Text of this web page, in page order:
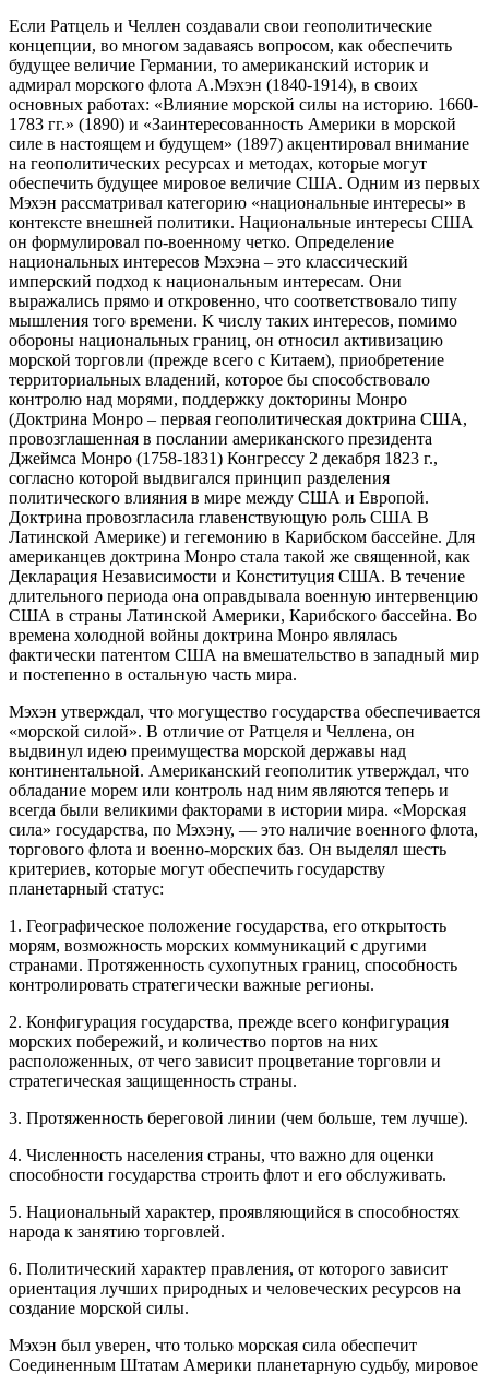
Если Ратцель и Челлен создавали свои геополитические
концепции, во многом задаваясь вопросом, как обеспечить
будущее величие Германии, то американский историк и
адмирал морского флота А.Мэхэн (1840-1914), в своих
основных работах: «Влияние морской силы на историю. 1660-
1783 гг.» (1890) и «Заинтересованность Америки в морской
силе в настоящем и будущем» (1897) акцентировал внимание
на геополитических ресурсах и методах, которые могут
обеспечить будущее мировое величие США. Одним из первых
Мэхэн рассматривал категорию «национальные интересы» в
контексте внешней политики. Национальные интересы США
он формулировал по-военному четко. Определение
национальных интересов Мэхэна – это классический
имперский подход к национальным интересам. Они
выражались прямо и откровенно, что соответствовало типу
мышления того времени. К числу таких интересов, помимо
обороны национальных границ, он относил активизацию
морской торговли (прежде всего с Китаем), приобретение
территориальных владений, которое бы способствовало
контролю над морями, поддержку докторины Монро
(Доктрина Монро – первая геополитическая доктрина США,
провозглашенная в послании американского президента
Джеймса Монро (1758-1831) Конгрессу 2 декабря 1823 г.,
согласно которой выдвигался принцип разделения
политического влияния в мире между США и Европой.
Доктрина провозгласила главенствующую роль США В
Латинской Америке) и гегемонию в Карибском бассейне. Для
американцев доктрина Монро стала такой же священной, как
Декларация Независимости и Конституция США. В течение
длительного периода она оправдывала военную интервенцию
США в страны Латинской Америки, Карибского бассейна. Во
времена холодной войны доктрина Монро являлась
фактически патентом США на вмешательство в западный мир
и постепенно в остальную часть мира.
Мэхэн утверждал, что могущество государства обеспечивается
«морской силой». В отличие от Ратцеля и Челлена, он
выдвинул идею преимущества морской державы над
континентальной. Американский геополитик утверждал, что
обладание морем или контроль над ним являются теперь и
всегда были великими факторами в истории мира. «Морская
сила» государства, по Мэхэну, — это наличие военного флота,
торгового флота и военно-морских баз. Он выделял шесть
критериев, которые могут обеспечить государству
планетарный статус:
1. Географическое положение государства, его открытость
морям, возможность морских коммуникаций с другими
странами. Протяженность сухопутных границ, способность
контролировать стратегически важные регионы.
2. Конфигурация государства, прежде всего конфигурация
морских побережий, и количество портов на них
расположенных, от чего зависит процветание торговли и
стратегическая защищенность страны.
3. Протяженность береговой линии (чем больше, тем лучше).
4. Численность населения страны, что важно для оценки
способности государства строить флот и его обслуживать.
5. Национальный характер, проявляющийся в способностях
народа к занятию торговлей.
6. Политический характер правления, от которого зависит
ориентация лучших природных и человеческих ресурсов на
создание морской силы.
Мэхэн был уверен, что только морская сила обеспечит
Соединенным Штатам Америки планетарную судьбу, мировое